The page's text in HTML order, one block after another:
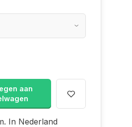
aan
In Nederland